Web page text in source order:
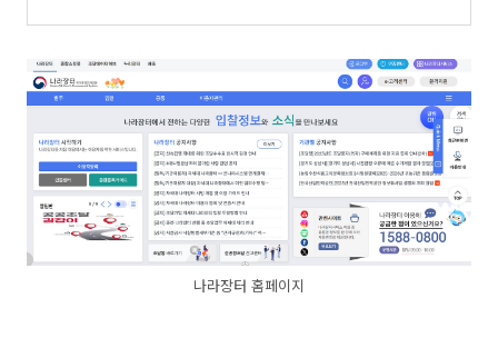
나라장터 홈페이지